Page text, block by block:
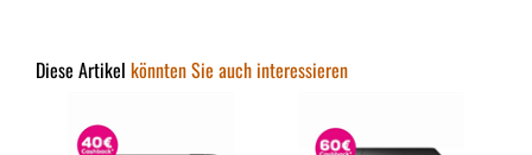
Diese Artikel könnten Sie auch interessieren